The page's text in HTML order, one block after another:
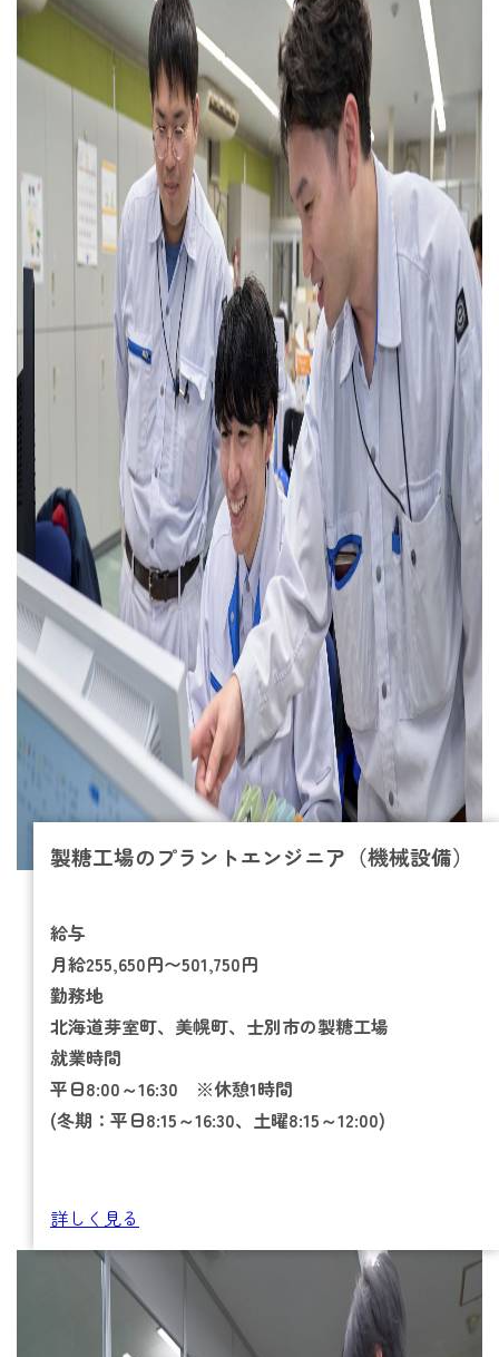
製糖工場のプラントエンジニア（機械設備）
給与
月給255,650円〜501,750円
勤務地
北海道芽室町、美幌町、士別市の製糖工場
就業時間
平日8:00～16:30 ※休憩1時間
(冬期：平日8:15～16:30、土曜8:15～12:00)
詳しく見る